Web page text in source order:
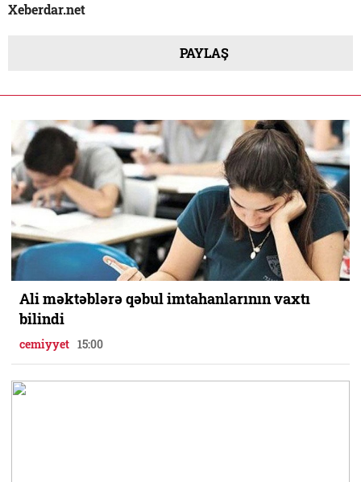
Xeberdar.net
PAYLAŞ
Ali məktəblərə qəbul imtahanlarının vaxtı
bilindi
cemiyyet 15:00